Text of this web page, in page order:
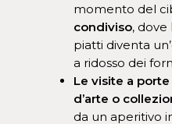
momento del
condiviso, dove
piatti diventa
a ridosso dei
Le visite a
d’arte o
da un aperitivo